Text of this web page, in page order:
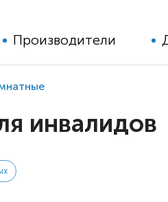
для детей с ДЦП
Производители
инвалидов